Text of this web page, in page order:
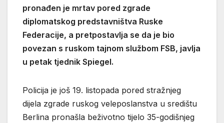
pronađen je mrtav pored zgrade
diplomatskog predstavništva Ruske
Federacije, a pretpostavlja se da je bio
povezan s ruskom tajnom službom FSB, javlja
u petak tjednik Spiegel.
Policija je još 19. listopada pored stražnjeg
dijela zgrade ruskog veleposlanstva u središtu
Berlina pronašla beživotno tijelo 35-godišnjeg